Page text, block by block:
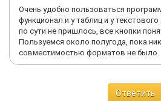
Очень удобно пользоваться
функционал и у таблиц и у
по сути не пришлось, все кнопки
Пользуемся около полугода, пока
совместимостью форматов не было.
Ответить